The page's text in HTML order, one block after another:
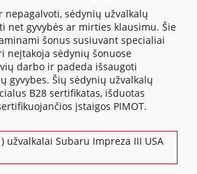
nepagalvoti, sėdynių užvalkalų
net gyvybės ar mirties klausimu. Šie
šonus susiuvant specialiai
neįtakoja sėdynių šonuose
darbo ir padeda išsaugoti
gyvybes. Šių sėdynių užvalkalų
B28 sertifikatas, išduotas
įstaigos PIMOT.